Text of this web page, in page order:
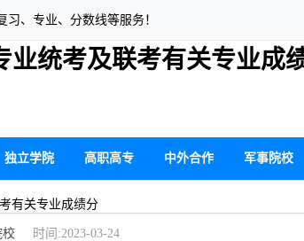
、专业、分数线等服务！
业统考及联考有关专业成
独立学院 高职高专 中外合作 军事院校
有关专业成绩分
校 时间:2023-03-24